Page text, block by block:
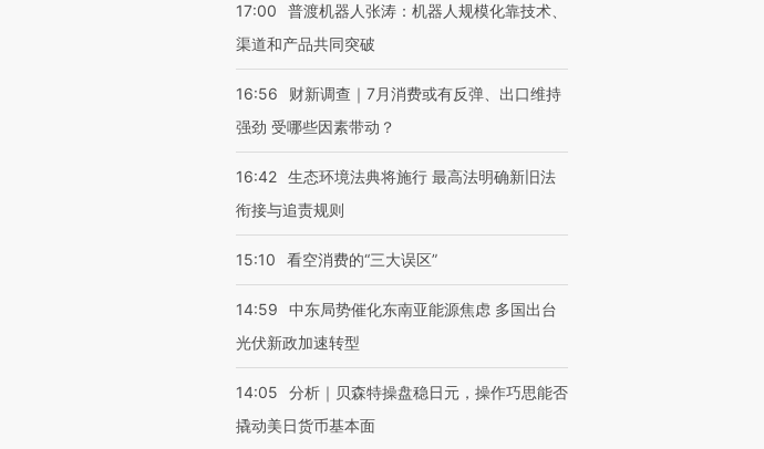
17:00
普渡机器人张涛：机器人规模化靠技术、
渠道和产品共同突破
16:56
财新调查｜7月消费或有反弹、出口维持
强劲 受哪些因素带动？
16:42 生态环境法典将施行 最高法明确新旧法
衔接与追责规则
15:10 看空消费的“三大误区”
14:59
中东局势催化东南亚能源焦虑 多国出台
光伏新政加速转型
14:05
分析｜贝森特操盘稳日元，操作巧思能否
撬动美日货币基本面